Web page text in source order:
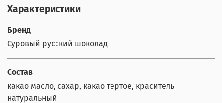
Характеристики
Бренд
Суровый русский шоколад
Состав
какао масло, сахар, какао тертое, краситель
натуральный